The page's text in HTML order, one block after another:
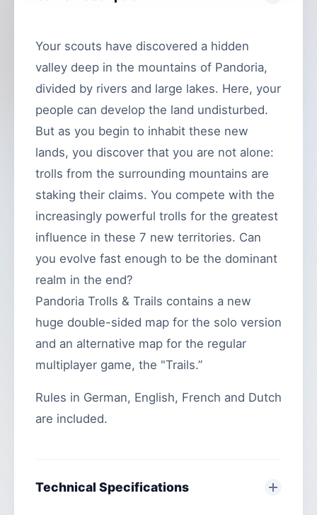
Your scouts have discovered a hidden
valley deep in the mountains of Pandoria,
divided by rivers and large lakes. Here, your
people can develop the land undisturbed.
But as you begin to inhabit these new
lands, you discover that you are not alone:
trolls from the surrounding mountains are
staking their claims. You compete with the
increasingly powerful trolls for the greatest
influence in these 7 new territories. Can
you evolve fast enough to be the dominant
realm in the end?
Pandoria Trolls & Trails contains a new
huge double-sided map for the solo version
and an alternative map for the regular
multiplayer game, the "Trails.”
Rules in German, English, French and Dutch
are included.
Technical Specifications